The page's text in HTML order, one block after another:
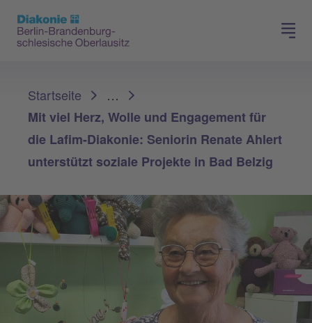
Presse
Startseite
…
Mit viel Herz, Wolle und Engagement für
die Lafim-Diakonie: Seniorin Renate Ahlert
unterstützt soziale Projekte in Bad Belzig